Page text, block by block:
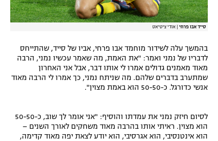
סייד אבו פרחי אודי ציטיאט
בהמשך עלה לשידור מוחמד אבו פרחי, אביו של סייד, שהתייחס
לדבריו של נמני ואמר: "את האמת, מה שאמר עכשיו נמני, הרבה
מאוד מאמנים גדולים אמרו לי אותו דבר, אבל אני האחרון
שמתערב בדברים שלהם. מה שניתח נמני, כך אמרו לי הרבה מאוד
אנשי כדורגל. כ-50-50 הוא באמת מצוין".
לסיום חיזק נמני את עמדתו והוסיף: "אני אומר לך שוב, כ-50-50
הוא מצוין. ראיתי אותו בהרבה מאוד משחקים לאורך השנים –
הוא אינטנסיבי, הוא אגרסיבי, הוא יודע לצאת יפה מאוד קדימה,